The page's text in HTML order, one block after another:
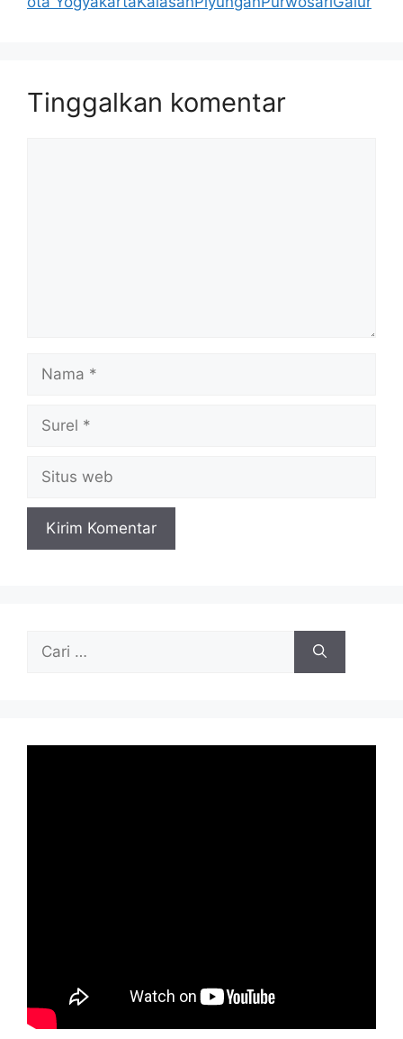
Tinggalkan komentar
Nama
Surel
Situs
web
Cari